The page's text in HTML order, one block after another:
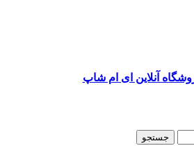
آنلاین ای ام شاپ
جستجو